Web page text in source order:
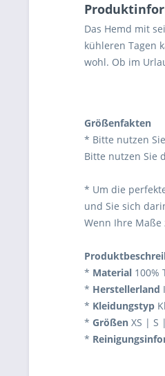
Das Hemd mit
kühleren Tagen
wohl. Ob im
Größenfakten
* Bitte nutzen Sie
Bitte nutzen Sie
* Um die
und Sie sich
Wenn Ihre
* Material 100%
* Herstellerland
* Kleidungstyp
* Größen XS | S
*